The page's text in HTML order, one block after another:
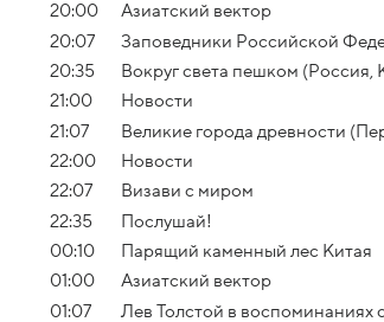
20:00
Азиатский вектор
20:07
Заповедники Российской
20:35
Вокруг света пешком (Россия,
21:00
Новости
21:07
Великие города древности
22:00
Новости
22:07
Визави с миром
22:35
Послушай!
00:10
Парящий каменный лес Китая
01:00
Азиатский вектор
01:07
Лев Толстой в воспоминаниях